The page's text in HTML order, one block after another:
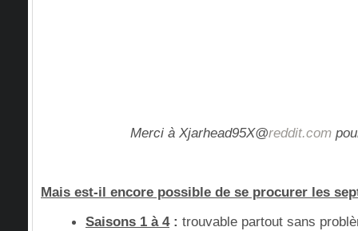
Merci à Xjarhead95X@reddit.com
Mais est-il encore possible de se procurer les
Saisons 1 à 4: trouvable partout sans